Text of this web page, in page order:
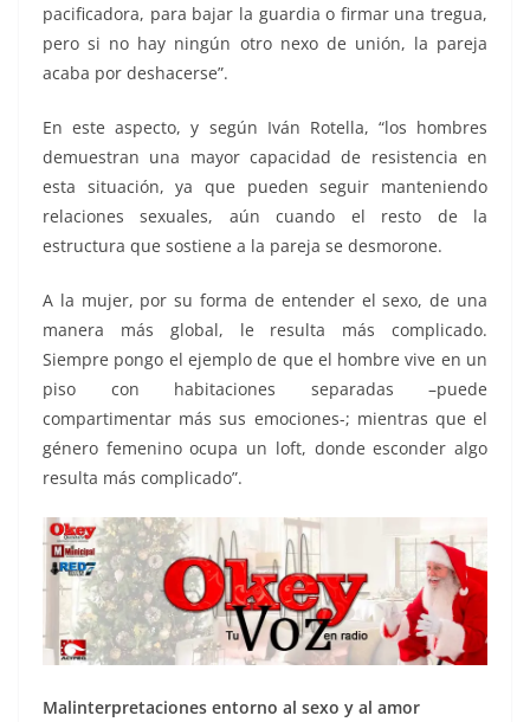
pacificadora, para bajar la guardia o firmar una tregua,
pero si no hay ningún otro nexo de unión, la pareja
acaba por deshacerse”.
En este aspecto, y según Iván Rotella, “los hombres
demuestran una mayor capacidad de resistencia en
esta situación, ya que pueden seguir manteniendo
relaciones sexuales, aún cuando el resto de la
estructura que sostiene a la pareja se desmorone.
A la mujer, por su forma de entender el sexo, de una
manera más global, le resulta más complicado.
Siempre pongo el ejemplo de que el hombre vive en un
piso con habitaciones separadas –puede
compartimentar más sus emociones-; mientras que el
género femenino ocupa un loft, donde esconder algo
resulta más complicado”.
Malinterpretaciones entorno al sexo y al amor